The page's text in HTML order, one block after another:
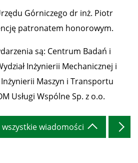
Górniczego dr inż. Piotr
patronatem honorowym.
są: Centrum Badań i
Inżynierii Mechanicznej i
Maszyn i Transportu
Usługi Wspólne Sp. z o.o.
wszystkie wiadomości